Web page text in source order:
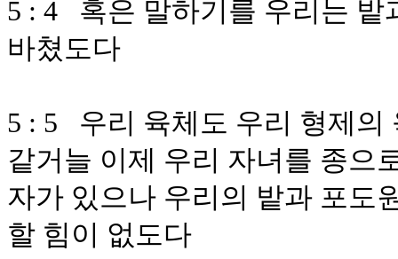
5 : 4 혹은 말하기를 우리는 밭
바쳤도다
5 : 5 우리 육체도 우리 형제의
같거늘 이제 우리 자녀를 종으
자가 있으나 우리의 밭과 포도
할 힘이 없도다